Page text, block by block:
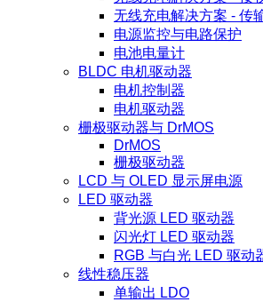
无线充电解决方案 - 传
电源监控与电路保护
电池电量计
BLDC 电机驱动器
电机控制器
电机驱动器
栅极驱动器与 DrMOS
DrMOS
栅极驱动器
LCD 与 OLED 显示屏电源
LED 驱动器
背光源 LED 驱动器
闪光灯 LED 驱动器
RGB 与白光 LED 驱动
线性稳压器
单输出 LDO